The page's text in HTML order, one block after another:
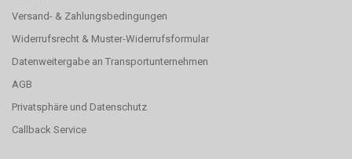
Versand- & Zahlungsbedingungen
Widerrufsrecht & Muster-Widerrufsformular
Datenweitergabe an Transportunternehmen
AGB
Privatsphäre und Datenschutz
Callback Service